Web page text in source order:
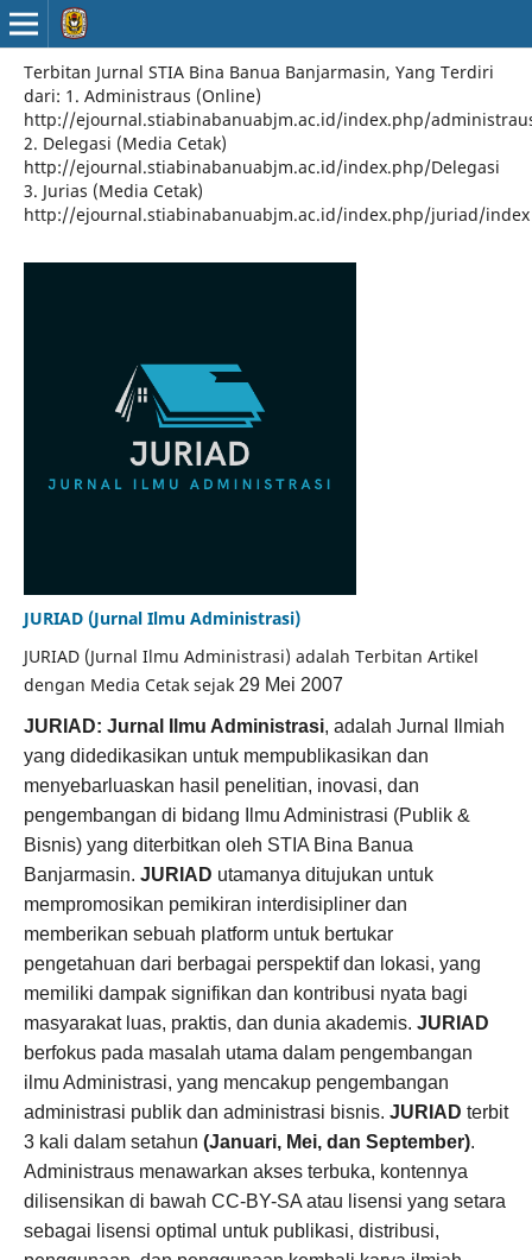
Terbitan Jurnal STIA Bina Banua Banjarmasin, Yang Terdiri
dari: 1. Administraus (Online)
http://ejournal.stiabinabanuabjm.ac.id/index.php/
2. Delegasi (Media Cetak)
http://ejournal.stiabinabanuabjm.ac.id/index.php/Delegasi
3. Jurias (Media Cetak)
http://ejournal.stiabinabanuabjm.ac.id/index.php/juriad/index
JURIAD (Jurnal Ilmu Administrasi)
JURIAD (Jurnal Ilmu Administrasi) adalah Terbitan Artikel
dengan Media Cetak sejak 29 Mei 2007
JURIAD: Jurnal Ilmu Administrasi, adalah Jurnal Ilmiah
yang didedikasikan untuk mempublikasikan dan
menyebarluaskan hasil penelitian, inovasi, dan
pengembangan di bidang Ilmu Administrasi (Publik &
Bisnis) yang diterbitkan oleh STIA Bina Banua
Banjarmasin. JURIAD utamanya ditujukan untuk
mempromosikan pemikiran interdisipliner dan
memberikan sebuah platform untuk bertukar
pengetahuan dari berbagai perspektif dan lokasi, yang
memiliki dampak signifikan dan kontribusi nyata bagi
masyarakat luas, praktis, dan dunia akademis. JURIAD
berfokus pada masalah utama dalam pengembangan
ilmu Administrasi, yang mencakup pengembangan
administrasi publik dan administrasi bisnis. JURIAD terbit
3 kali dalam setahun (Januari, Mei, dan September).
Administraus menawarkan akses terbuka, kontennya
dilisensikan di bawah CC-BY-SA atau lisensi yang setara
sebagai lisensi optimal untuk publikasi, distribusi,